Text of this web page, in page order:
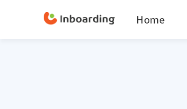
Home